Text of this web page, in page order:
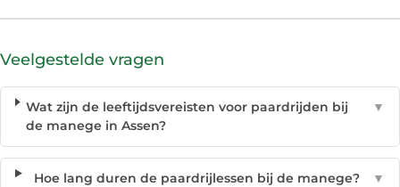
Veelgestelde vragen
Wat zijn de leeftijdsvereisten voor paardrijden bij
de manege in Assen?
▼
Hoe lang duren de paardrijlessen bij de manege? ▼